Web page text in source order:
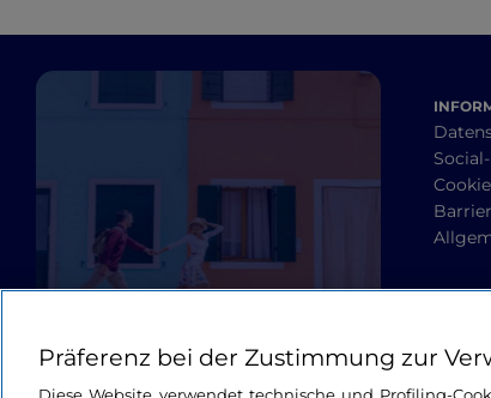
Präferenz bei der Zustimmung zur